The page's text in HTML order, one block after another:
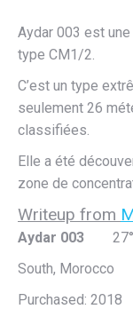
Aydar 003 est
type CM1/2.
C’est un type
seulement 26
classifiées.
Elle a été
zone de
Writeup from
Aydar 003
South, Morocco
Purchased: 2018